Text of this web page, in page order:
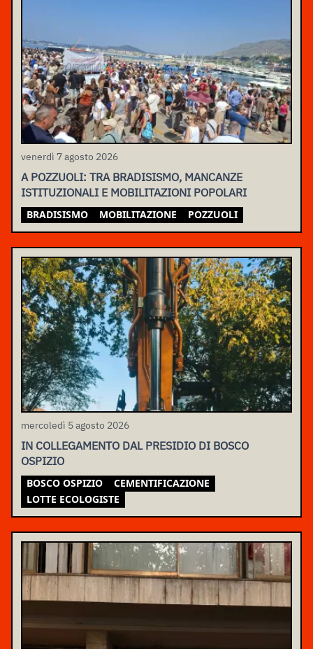
venerdì 7 agosto 2026
A POZZUOLI: TRA BRADISISMO, MANCANZE
ISTITUZIONALI E MOBILITAZIONI POPOLARI
BRADISISMO MOBILITAZIONE POZZUOLI
mercoledì 5 agosto 2026
IN COLLEGAMENTO DAL PRESIDIO DI BOSCO
OSPIZIO
BOSCO OSPIZIO
CEMENTIFICAZIONE
LOTTE ECOLOGISTE